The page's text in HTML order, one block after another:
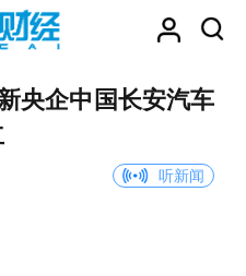
央企中国长安汽车
听新闻